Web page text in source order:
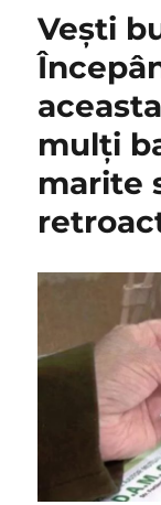
Vești
mulți
marite